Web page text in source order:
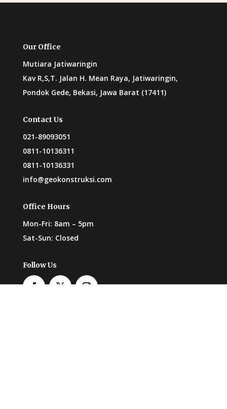
Our Office
Mutiara Jatiwaringin
Kav R,S,T. Jalan H. Mean Raya, Jatiwaringin,
Pondok Gede, Bekasi, Jawa Barat (17411)
Contact Us
021-89093051
0811-10136311
0811-10136331
info@geokonstruksi.com
Office Hours
Mon-Fri: 8am – 5pm
Sat-Sun: Closed
Follow Us